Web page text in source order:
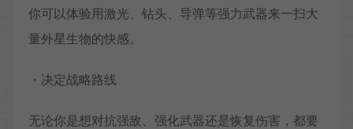
你可以体验用激光、钻头、导弹等强力武器来一扫大
量外星生物的快感。
・决定战略路线
无论你是想对抗强敌、强化武器还是恢复伤害，都要